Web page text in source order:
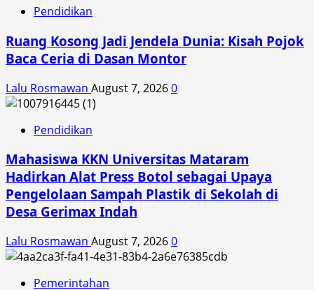
Pendidikan
Ruang Kosong Jadi Jendela Dunia: Kisah Pojok
Baca Ceria di Dasan Montor
Lalu Rosmawan August 7, 20260
Pendidikan
Mahasiswa KKN Universitas Mataram
Hadirkan Alat Press Botol sebagai Upaya
Pengelolaan Sampah Plastik di Sekolah di
Desa Gerimax Indah
Lalu Rosmawan August 7, 20260
Pemerintahan